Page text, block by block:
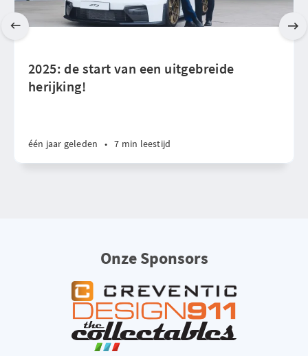
2025: de start van een uitgebreide
herijking!
één jaar geleden • 7 min leestijd
Onze Sponsors